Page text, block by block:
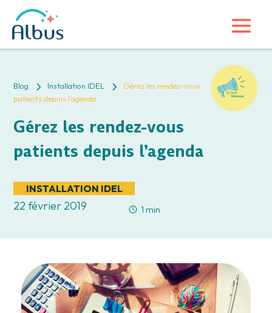
Blog 5 Installation IDEL 5
Gérez les rendez-vous
patients depuis l’agenda
Gérez les rendez-vous
patients depuis l’agenda
INSTALLATION IDEL
22 février 2019 1 min